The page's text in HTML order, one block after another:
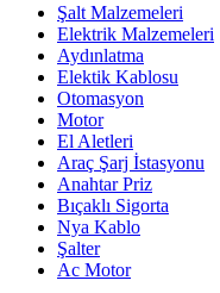
Şalt Malzemeleri
Elektrik Malzemeleri
Aydınlatma
Elektik Kablosu
Otomasyon
Motor
El Aletleri
Araç Şarj İstasyonu
Anahtar Priz
Bıçaklı Sigorta
Nya Kablo
Şalter
Ac Motor